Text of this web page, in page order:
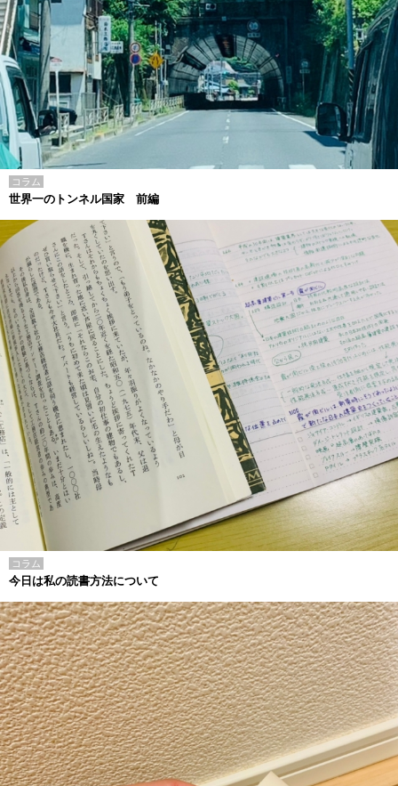
コラム
世界一のトンネル国家 前編
コラム
今日は私の読書方法について